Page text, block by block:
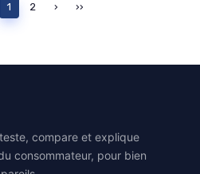
1 2 › ››
compare et explique
consommateur, pour bien